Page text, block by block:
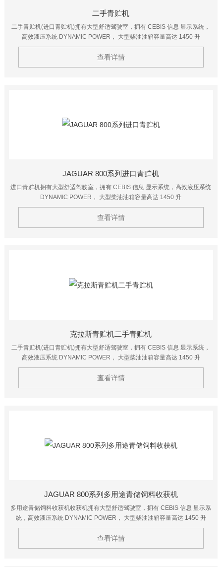
二手青贮机
二手青贮机(进口青贮机)拥有大型舒适驾驶室，拥有 CEBIS 信息 显示系统，
高效液压系统 DYNAMIC POWER， 大型柴油油箱容量高达 1450 升
查看详情
JAGUAR 800系列进口青贮机
进口青贮机拥有大型舒适驾驶室，拥有 CEBIS 信息 显示系统，高效液压系统
DYNAMIC POWER， 大型柴油油箱容量高达 1450 升
查看详情
克拉斯青贮机二手青贮机
二手青贮机(进口青贮机)拥有大型舒适驾驶室，拥有 CEBIS 信息 显示系统，
高效液压系统 DYNAMIC POWER， 大型柴油油箱容量高达 1450 升
查看详情
JAGUAR 800系列多用途青储饲料收获机
多用途青储饲料收获机收获机拥有大型舒适驾驶室，拥有 CEBIS 信息 显示系
统，高效液压系统 DYNAMIC POWER， 大型柴油油箱容量高达 1450 升
查看详情